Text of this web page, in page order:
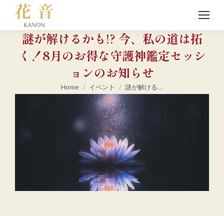
謎が解けるかも!? 今、私の道は拓
く！8月のお得な守護神鑑定セッシ
ョンのお知らせ
現在地:
Home イベント 謎が解ける…